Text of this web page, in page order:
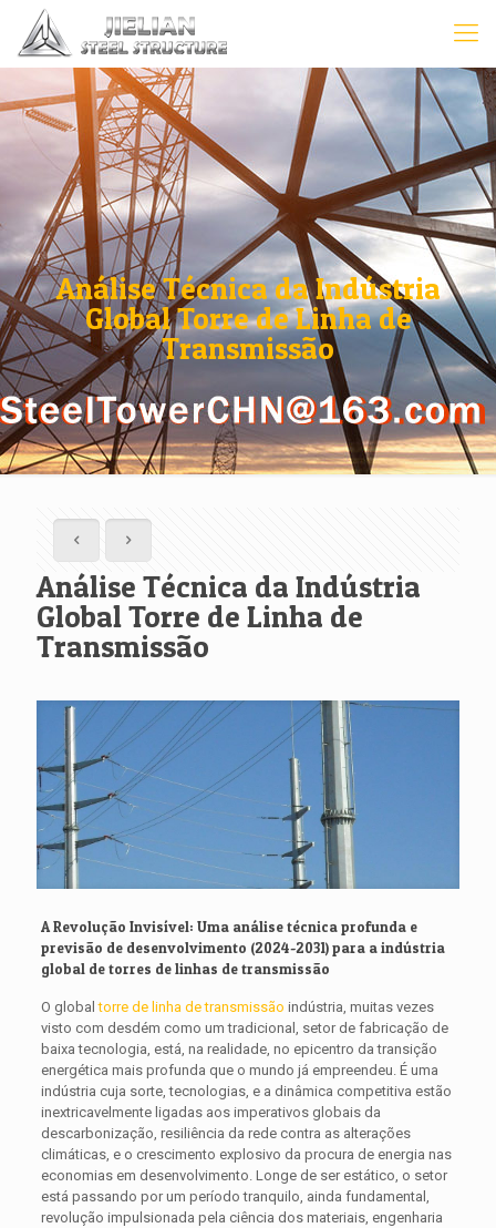
Análise Técnica da Indústria
Global Torre de Linha de
Transmissão
Análise Técnica da Indústria
Global Torre de Linha de
Transmissão
A Revolução Invisível: Uma análise técnica profunda e
previsão de desenvolvimento (2024-2031) para a indústria
global de torres de linhas de transmissão
O globaltorre de linha de transmissão indústria, muitas vezes
visto com desdém como um tradicional, setor de fabricação de
baixa tecnologia, está, na realidade, no epicentro da transição
energética mais profunda que o mundo já empreendeu. É uma
indústria cuja sorte, tecnologias, e a dinâmica competitiva estão
inextricavelmente ligadas aos imperativos globais da
descarbonização, resiliência da rede contra as alterações
climáticas, e o crescimento explosivo da procura de energia nas
economias em desenvolvimento. Longe de ser estático, o setor
está passando por um período tranquilo, ainda fundamental,
revolução impulsionada pela ciência dos materiais, engenharia